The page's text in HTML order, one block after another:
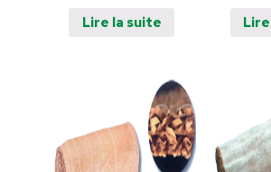
Lire la suite